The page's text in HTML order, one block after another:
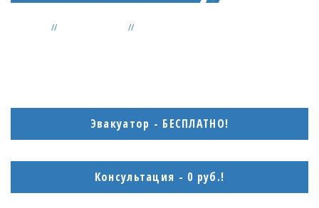
Эвакуатор - БЕСПЛАТНО!
Консультация - 0 руб.!